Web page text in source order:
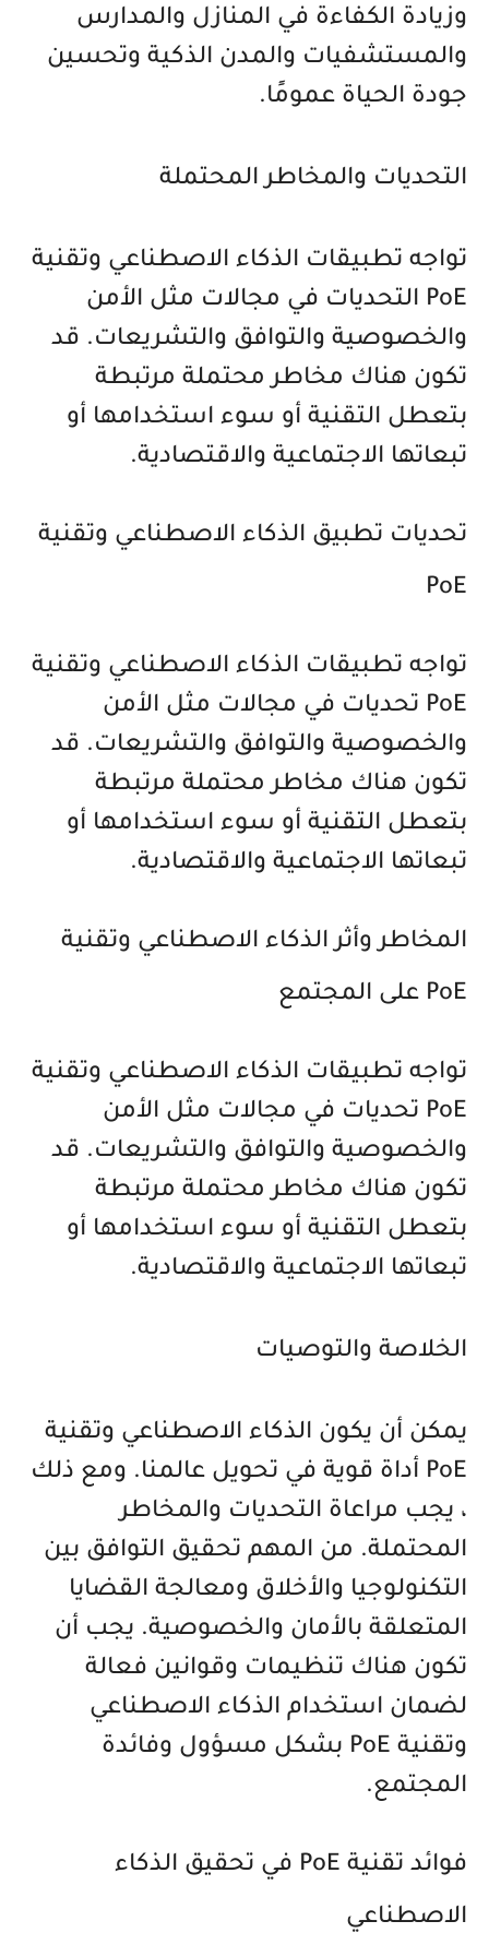
وزيادة الكفاءة في المنازل والمدارس
والمستشفيات والمدن الذكية وتحسين
جودة الحياة عمومًا.
التحديات والمخاطر المحتملة
تواجه تطبيقات الذكاء الاصطناعي وتقنية
PoE التحديات في مجالات مثل الأمن
والخصوصية والتوافق والتشريعات. قد
تكون هناك مخاطر محتملة مرتبطة
بتعطل التقنية أو سوء استخدامها أو
تبعاتها الاجتماعية والاقتصادية.
تحديات تطبيق الذكاء الاصطناعي وتقنية
PoE
تواجه تطبيقات الذكاء الاصطناعي وتقنية
PoE تحديات في مجالات مثل الأمن
والخصوصية والتوافق والتشريعات. قد
تكون هناك مخاطر محتملة مرتبطة
بتعطل التقنية أو سوء استخدامها أو
تبعاتها الاجتماعية والاقتصادية.
المخاطر وأثر الذكاء الاصطناعي وتقنية
PoE على المجتمع
تواجه تطبيقات الذكاء الاصطناعي وتقنية
PoE تحديات في مجالات مثل الأمن
والخصوصية والتوافق والتشريعات. قد
تكون هناك مخاطر محتملة مرتبطة
بتعطل التقنية أو سوء استخدامها أو
تبعاتها الاجتماعية والاقتصادية.
الخلاصة والتوصيات
يمكن أن يكون الذكاء الاصطناعي وتقنية
PoE أداة قوية في تحويل عالمنا. ومع ذلك
، يجب مراعاة التحديات والمخاطر
المحتملة. من المهم تحقيق التوافق بين
التكنولوجيا والأخلاق ومعالجة القضايا
المتعلقة بالأمان والخصوصية. يجب أن
تكون هناك تنظيمات وقوانين فعالة
لضمان استخدام الذكاء الاصطناعي
وتقنية PoE بشكل مسؤول وفائدة
المجتمع.
فوائد تقنية PoE في تحقيق الذكاء
الاصطناعي